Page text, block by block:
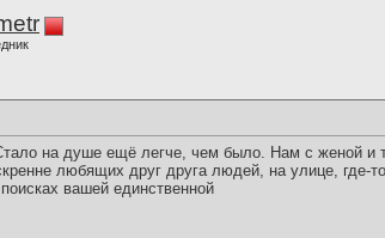
на душе ещё легче, чем было. Нам с женой и
любящих друг друга людей, на улице, где-
вашей единственной